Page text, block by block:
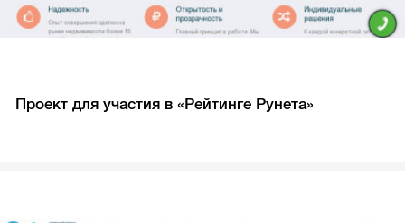
Проект для участия в «Рейтинге Рунета»